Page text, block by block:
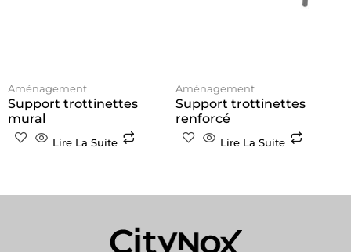
Aménagement
Support trottinettes
mural
Lire La Suite
Aménagement
Support trottinettes
renforcé
Lire La Suite